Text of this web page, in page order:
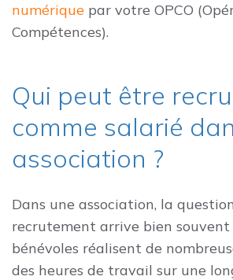
numérique par votre OPCO
Compétences).
Qui peut être
comme salarié
association ?
Dans une association, la
recrutement arrive bien souvent
bénévoles réalisent de
des heures de travail sur une